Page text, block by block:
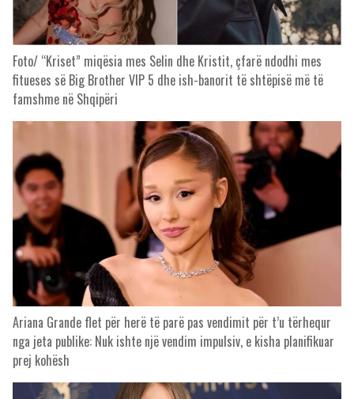
Foto/ “Kriset” miqësia mes Selin dhe Kristit, çfarë ndodhi mes
fitueses së Big Brother VIP 5 dhe ish-banorit të shtëpisë më të
famshme në Shqipëri
Ariana Grande flet për herë të parë pas vendimit për t’u tërhequr
nga jeta publike: Nuk ishte një vendim impulsiv, e kisha planifikuar
prej kohësh